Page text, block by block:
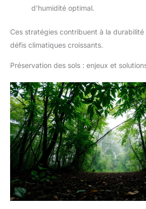
d’humidité optimal.
Ces stratégies contribuent à la
défis climatiques croissants.
Préservation des sols : enjeux et